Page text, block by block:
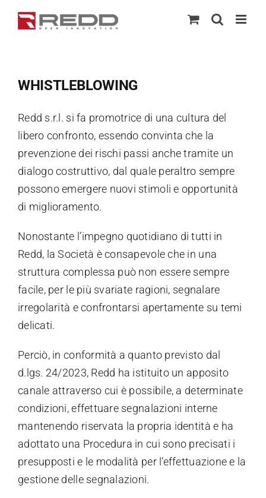
WHISTLEBLOWING
Redd s.r.l. si fa promotrice di una cultura del
libero confronto, essendo convinta che la
prevenzione dei rischi passi anche tramite un
dialogo costruttivo, dal quale peraltro sempre
possono emergere nuovi stimoli e opportunità
di miglioramento.
Nonostante l’impegno quotidiano di tutti in
Redd, la Società è consapevole che in una
struttura complessa può non essere sempre
facile, per le più svariate ragioni, segnalare
irregolarità e confrontarsi apertamente su temi
delicati.
Perciò, in conformità a quanto previsto dal
d.lgs. 24/2023, Redd ha istituito un apposito
canale attraverso cui è possibile, a determinate
condizioni, effettuare segnalazioni interne
mantenendo riservata la propria identità e ha
adottato una Procedura in cui sono precisati i
presupposti e le modalità per l’effettuazione e la
gestione delle segnalazioni.